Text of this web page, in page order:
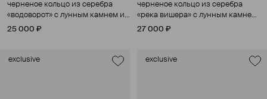
черненое кольцо из серебра
«водоворот» с лунным камнем и
культивированным жемчугом
25 000 ₽
черненое кольцо из серебра
«река вишера» с лунным камнем
и культивированным жемчугом
27 000 ₽
exclusive exclusive